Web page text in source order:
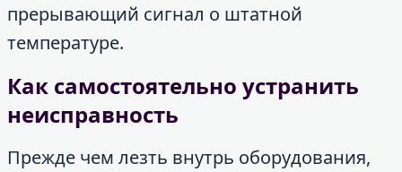
прерывающий сигнал о штатной
температуре.
Как самостоятельно устранить
неисправность
Прежде чем лезть внутрь оборудования,